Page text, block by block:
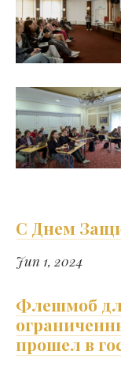
С Днем
Jun 1, 2024
Флешмоб
прошел в